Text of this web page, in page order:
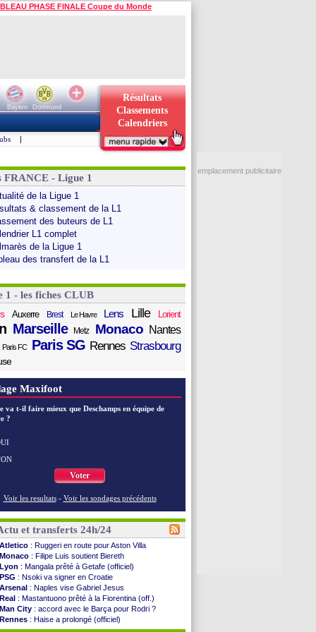
PHASE FINALE Coupe du Monde
Bayern
Dortmund
Résultats
Classements
Calendriers
|
FRANCE - Ligue 1
de la Ligue 1
& classement de la L1
des buteurs de L1
L1 complet
de la Ligue 1
des transfert de la L1
1 - les fiches CLUB
Auxerre Brest Le Havre Lens Lille Lorient
Marseille Metz Monaco Nantes
Paris FC Paris SG Rennes Strasbourg
Maxifoot
va t-il faire mieux que Deschamps en équipe de
?
Voter
Voir les resultats - Voir les sondages précédents
et transferts 24h/24
Atletico : Ruggeri en route pour Aston Villa
Monaco : Filipe Luis soutient Biereth
Lyon : Mangala prêté à Getafe (officiel)
PSG : Nsoki va signer en Croatie
Arsenal : Naples vise Gabriel Jesus
Real : Mastantuono prêté à la Fiorentina (off.)
Man City : accord avec le Barça pour Rodri ?
Rennes : Haise a prolongé (officiel)
Palace: Tomiyasu a convaincu (officiel)
emplacement publicitaire